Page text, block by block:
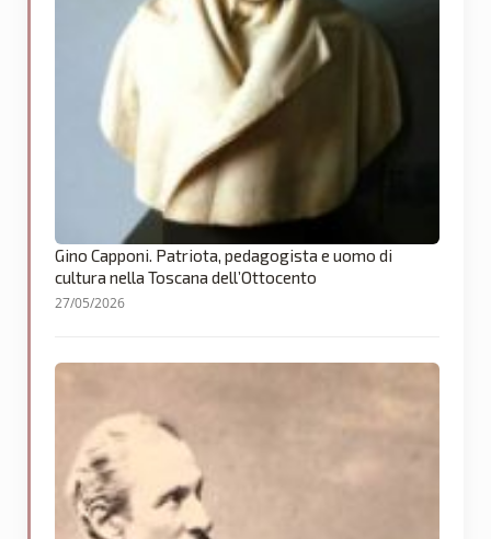
Gino Capponi. Patriota, pedagogista e uomo di
cultura nella Toscana dell’Ottocento
27/05/2026